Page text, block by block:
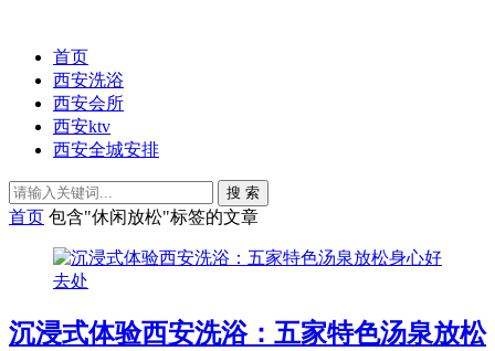
首页
西安洗浴
西安会所
西安ktv
西安全城安排
搜 索
首页 包含"休闲放松"标签的文章
沉浸式体验西安洗浴：五家特色汤泉放松